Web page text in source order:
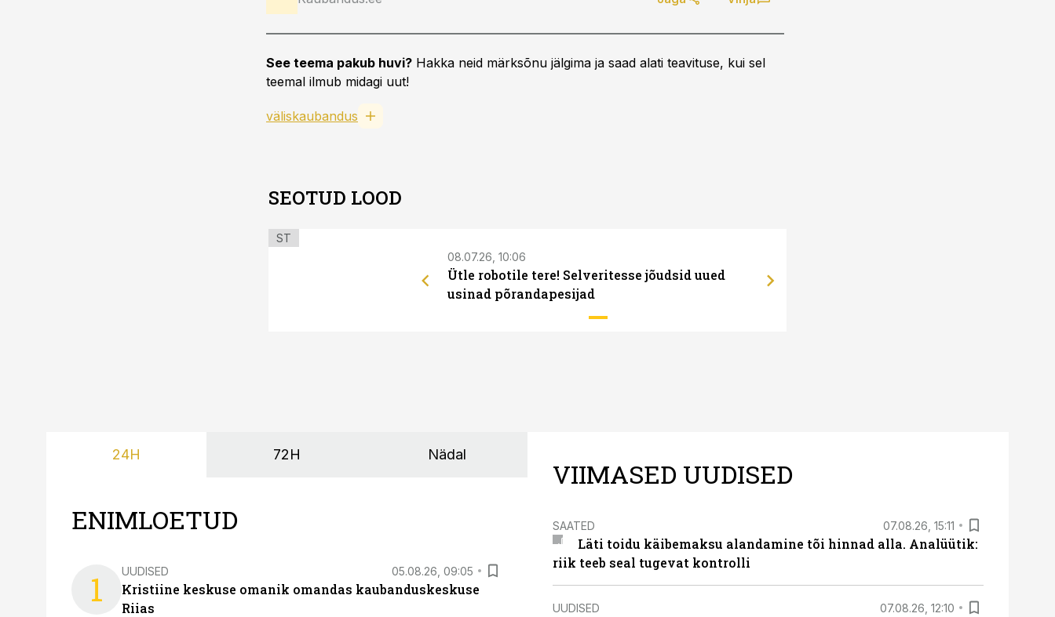
See teema pakub huvi? Hakka neid märksõnu jälgima ja saad alati teavituse, kui sel
teemal ilmub midagi uut!
väliskaubandus
SEOTUD LOOD
ST
08.07.26, 10:06
Ütle robotile tere! Selveritesse jõudsid uued
usinad põrandapesijad
24H 72H Nädal
ENIMLOETUD
1 UUDISED 05.08.26, 09:05
Kristiine keskuse omanik omandas kaubanduskeskuse
Riias
VIIMASED UUDISED
SAATED 07.08.26, 15:11
Läti toidu käibemaksu alandamine tõi hinnad alla. Analüütik:
riik teeb seal tugevat kontrolli
UUDISED 07.08.26, 12:10